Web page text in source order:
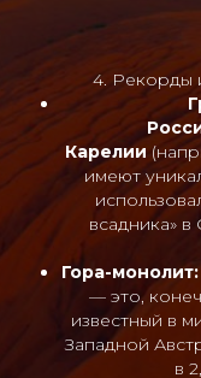
4. Рекорды
Карелии
имеют
всадника»
Гора-монолит:
— это,
известный в
Западной
в